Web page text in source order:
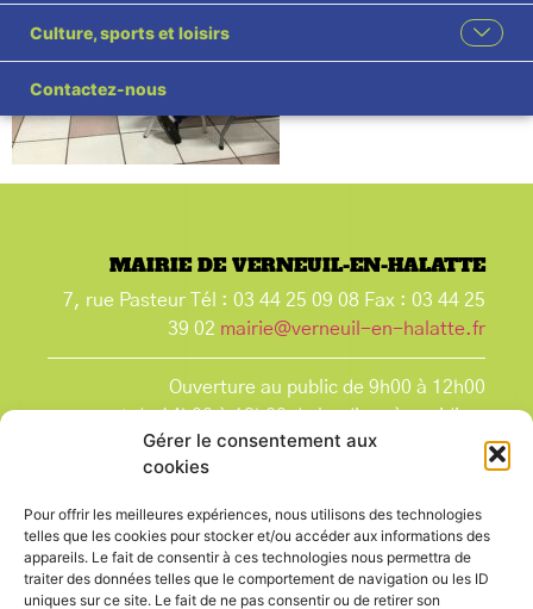
Gérer le consentement aux
cookies
Pour offrir les meilleures expériences, nous utilisons des technologies
telles que les cookies pour stocker et/ou accéder aux informations des
appareils. Le fait de consentir à ces technologies nous permettra de
traiter des données telles que le comportement de navigation ou les ID
uniques sur ce site. Le fait de ne pas consentir ou de retirer son
Culture, sports et loisirs
Contactez-nous
MAIRIE DE VERNEUIL-EN-HALATTE
7, rue Pasteur Tél : 03 44 25 09 08 Fax : 03 44 25
39 02 mairie@verneuil-en-halatte.fr
Ouverture au public de 9h00 à 12h00
et de 14h00 à 18h00 du lundi après-midi au
vendredi,
et le samedi de 9h00 à 12h00.
que les jours fériés.